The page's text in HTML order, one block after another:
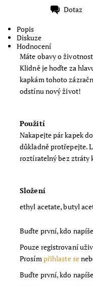
Dotaz
Popis
Diskuze
Hodnocení
Máte obavy o
Klidně je hoďte za
kapkám tohoto
odstínu nový život!
Použití
Nakapejte pár kapek
důkladně protřepejte.
roztíratelný bez ztráty
Složení
ethyl acetate, butyl
Buďte první, kdo
Pouze registrovaní
Prosímpřihlaste se
Buďte první, kdo